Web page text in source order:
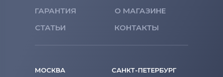
ГАРАНТИЯ
О МАГАЗИНЕ
СТАТЬИ
КОНТАКТЫ
МОСКВА САНКТ-ПЕТЕРБУРГ